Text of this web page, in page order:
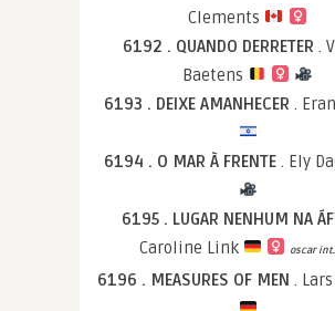
Clements
6192 . QUANDO DERRETER .
Baetens
6193 . DEIXE AMANHECER .
6194 . O MAR À FRENTE. Ely
6195 . LUGAR NENHUM NA
Caroline Link
oscar
6196 . MEASURES OF MEN .